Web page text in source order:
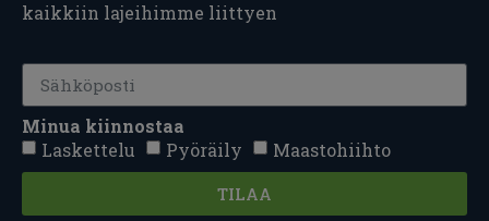
kaikkiin lajeihimme liittyen
Minua kiinnostaa
Laskettelu
Pyöräily Maastohiihto
TILAA